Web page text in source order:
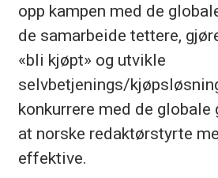
opp kampen med de
de samarbeide tettere,
«bli kjøpt» og utvikle
selvbetjenings/
konkurrere med de globale
at norske redaktørstyrte
effektive.